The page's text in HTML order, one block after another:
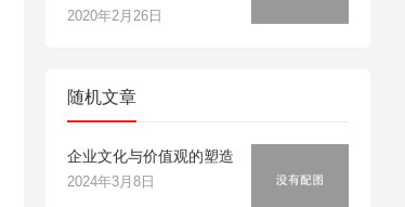
2020年2月26日
随机文章
企业文化与价值观的塑造
2024年3月8日